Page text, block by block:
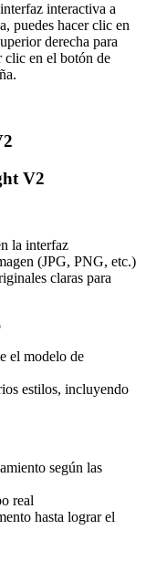
interactiva a
puedes hacer clic en
derecha para
clic en el botón de
V2
la interfaz
(JPG, PNG, etc.)
claras para
el modelo de
estilos, incluyendo
según las
real
hasta lograr el